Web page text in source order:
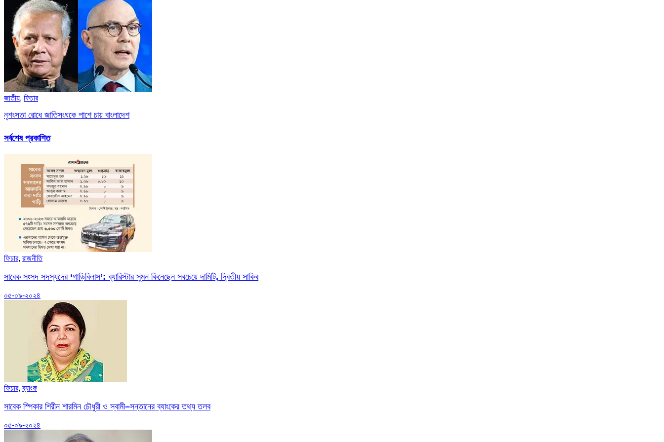
জাতীয়, ফিচার
নৃশংসতা রোধে জাতিসংঘকে পাশে চায় বাংলাদেশ
সর্বশেষ প্রকাশিত
ফিচার, রাজনীতি
সাবেক সংসদ সদস্যদের ‘গাড়িবিলাস’: ব্যারিস্টার সুমন কিনেছেন সবচেয়ে দামিটি, দ্বিতীয় সাকিব
০৫-০৯-২০২৪
ফিচার,ব্যাংক
সাবেক স্পিকার শিরীন শারমিন চৌধুরী ও স্বামী–সন্তানের ব্যাংকের তথ্য তলব
০৫-০৯-২০২৪